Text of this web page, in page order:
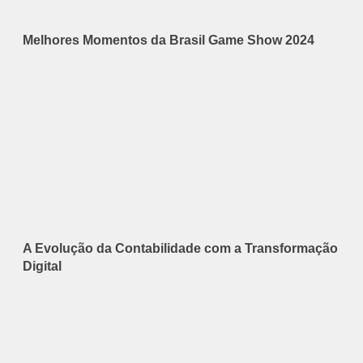
Melhores Momentos da Brasil Game Show 2024
A Evolução da Contabilidade com a Transformação
Digital